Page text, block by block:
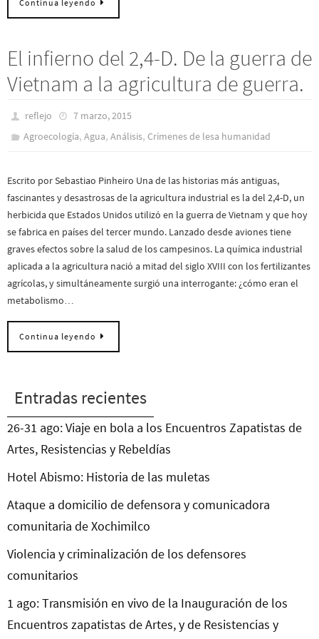
Continua leyendo
El infierno del 2,4-D. De la guerra de
Vietnam a la agricultura de guerra.
reflejo
7 marzo, 2015
Agroecología,Agua,Análisis,Crímenes de lesa humanidad
Escrito por Sebastiao Pinheiro Una de las historias más antiguas,
fascinantes y desastrosas de la agricultura industrial es la del 2,4-D, un
herbicida que Estados Unidos utilizó en la guerra de Vietnam y que hoy
se fabrica en países del tercer mundo. Lanzado desde aviones tiene
graves efectos sobre la salud de los campesinos. La química industrial
aplicada a la agricultura nació a mitad del siglo XVIII con los fertilizantes
agrícolas, y simultáneamente surgió una interrogante: ¿cómo eran el
metabolismo…
Continua leyendo
Entradas recientes
26-31 ago: Viaje en bola a los Encuentros Zapatistas de
Artes, Resistencias y Rebeldías
Hotel Abismo: Historia de las muletas
Ataque a domicilio de defensora y comunicadora
comunitaria de Xochimilco
Violencia y criminalización de los defensores
comunitarios
1 ago: Transmisión en vivo de la Inauguración de los
Encuentros zapatistas de Artes, y de Resistencias y